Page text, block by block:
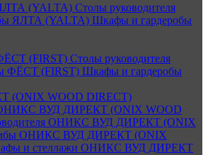
(YALTA) Столы руководителя
ЯЛТА (YALTA) Шкафы и гардеробы
(FIRST) Столы руководителя
ФЁСТ (FIRST) Шкафы и гардеробы
WOOD DIRECT)
ОНИКС ВУД ДИРЕКТ (ONIX WOOD
ОНИКС ВУД ДИРЕКТ (ONIX
ОНИКС ВУД ДИРЕКТ (ONIX
и стеллажи ОНИКС ВУД ДИРЕКТ